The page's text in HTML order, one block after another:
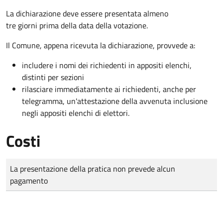
La dichiarazione deve essere presentata almeno
tre giorni prima della data della votazione.
Il Comune, appena ricevuta la dichiarazione, provvede a:
includere i nomi dei richiedenti in appositi elenchi,
distinti per sezioni
rilasciare immediatamente ai richiedenti, anche per
telegramma, un'attestazione della avvenuta inclusione
negli appositi elenchi di elettori.
Costi
Tipo di pagamento
Importo
La presentazione della pratica non prevede alcun
pagamento